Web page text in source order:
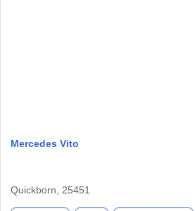
Mercedes Vito
Quickborn, 25451